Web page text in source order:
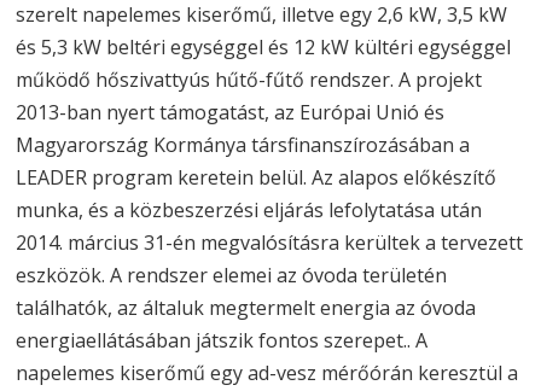
szerelt napelemes kiserőmű, illetve egy 2,6 kW, 3,5 kW
és 5,3 kW beltéri egységgel és 12 kW kültéri egységgel
működő hőszivattyús hűtő-fűtő rendszer. A projekt
2013-ban nyert támogatást, az Európai Unió és
Magyarország Kormánya társfinanszírozásában a
LEADER program keretein belül. Az alapos előkészítő
munka, és a közbeszerzési eljárás lefolytatása után
2014. március 31-én megvalósításra kerültek a tervezett
eszközök. A rendszer elemei az óvoda területén
találhatók, az általuk megtermelt energia az óvoda
energiaellátásában játszik fontos szerepet.. A
napelemes kiserőmű egy ad-vesz mérőórán keresztül a